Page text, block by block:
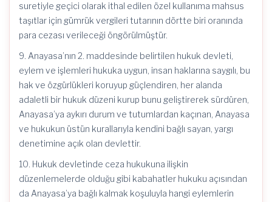
suretiyle geçici olarak ithal edilen özel kullanıma mahsus
taşıtlar için gümrük vergileri tutarının dörtte biri oranında
para cezası verileceği öngörülmüştür.
9. Anayasa’nın 2. maddesinde belirtilen hukuk devleti,
eylem ve işlemleri hukuka uygun, insan haklarına saygılı, bu
hak ve özgürlükleri koruyup güçlendiren, her alanda
adaletli bir hukuk düzeni kurup bunu geliştirerek sürdüren,
Anayasa’ya aykırı durum ve tutumlardan kaçınan, Anayasa
ve hukukun üstün kurallarıyla kendini bağlı sayan, yargı
denetimine açık olan devlettir.
10. Hukuk devletinde ceza hukukuna ilişkin
düzenlemelerde olduğu gibi kabahatler hukuku açısından
da Anayasa’ya bağlı kalmak koşuluyla hangi eylemlerin